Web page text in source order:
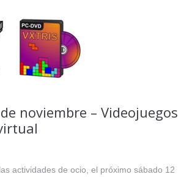
noviembre – Videojuegos
actividades de ocio, el próximo sábado 12